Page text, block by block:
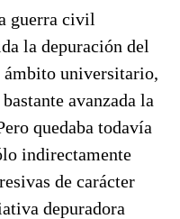
guerra civil
la depuración del
ámbito universitario,
avanzada la
quedaba todavía
indirectamente
de carácter
depuradora